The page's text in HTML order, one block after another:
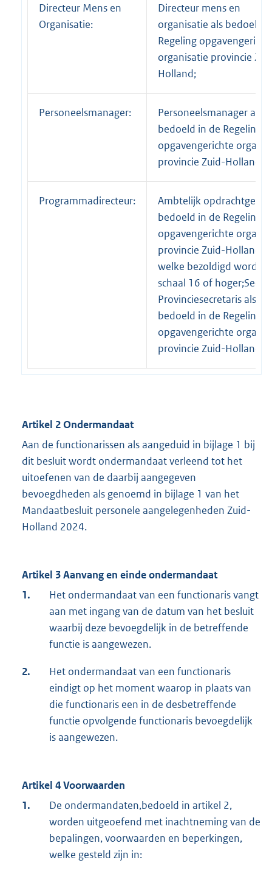
Directeur Mens en
Organisatie:
Directeur mens en
organisatie als bedoeld
Regeling
organisatie provincie
Holland;
Personeelsmanager:
Personeelsmanager als
bedoeld in de Regeling
opgavengerichte
provincie Zuid-Holland.;
Programmadirecteur:
Ambtelijk opdrachtgever
bedoeld in de Regeling
opgavengerichte
provincie Zuid-Holland,
welke bezoldigd wordt in
schaal 16 of
Provinciesecretaris als
bedoeld in de Regeling
opgavengerichte
provincie Zuid-Holland.
Artikel 2 Ondermandaat
Aan de functionarissen als aangeduid in bijlage 1 bij
dit besluit wordt ondermandaat verleend tot het
uitoefenen van de daarbij aangegeven
bevoegdheden als genoemd in bijlage 1 van het
Mandaatbesluit personele aangelegenheden Zuid-
Holland 2024.
Artikel 3 Aanvang en einde ondermandaat
1.
Het ondermandaat van een functionaris vangt
aan met ingang van de datum van het besluit
waarbij deze bevoegdelijk in de betreffende
functie is aangewezen.
2.
Het ondermandaat van een functionaris
eindigt op het moment waarop in plaats van
die functionaris een in de desbetreffende
functie opvolgende functionaris bevoegdelijk
is aangewezen.
Artikel 4 Voorwaarden
1.
De ondermandaten,bedoeld in artikel 2,
worden uitgeoefend met inachtneming van de
bepalingen, voorwaarden en beperkingen,
welke gesteld zijn in: